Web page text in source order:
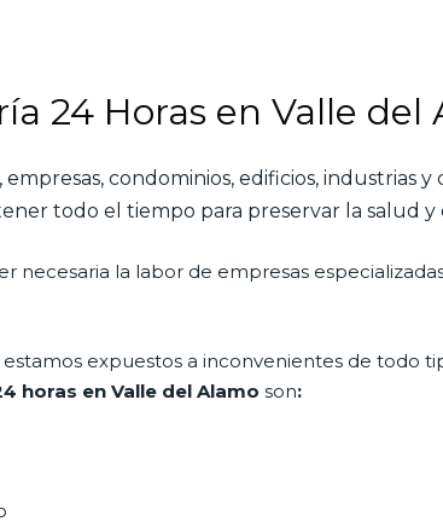
24 Horas en Valle del
condominios, edificios, industrias
todo el tiempo para preservar la salud y
necesaria la labor de empresas
expuestos a inconvenientes de todo
horas en Valle del Alamo son: